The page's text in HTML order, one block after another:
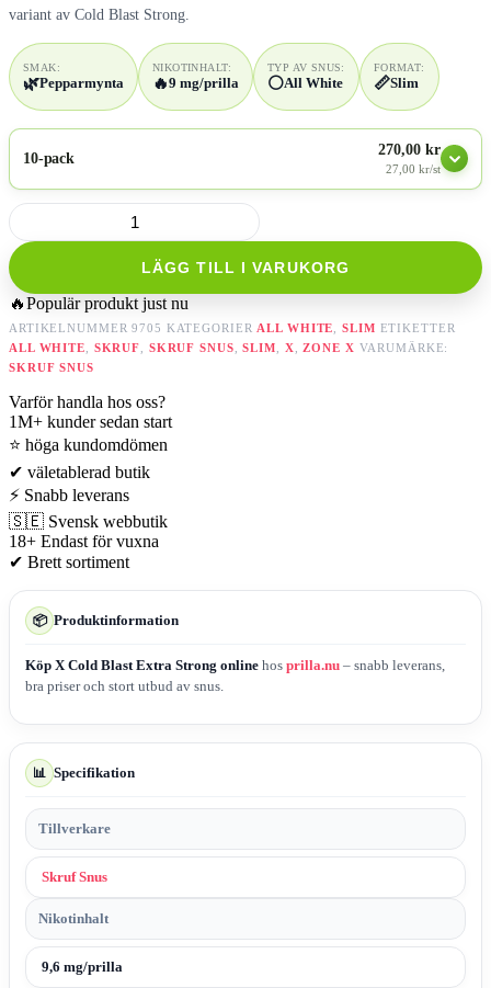
variant av Cold Blast Strong.
SMAK:
🌿Pepparmynta
NIKOTINHALT:
🔥9 mg/prilla
TYP AV SNUS:
⚪All White
FORMAT:
📏Slim
10-pack
270,00 kr
27,00 kr/st
X
Cold
Blast
Extra
Strong
mängd
LÄGG TILL I VARUKORG
🔥Populär produkt just nu
ARTIKELNUMMER9705 KATEGORIER ALL WHITE ,SLIM ETIKETTER
ALL WHITE
SKRUF SKRUF SNUS ,SLIM X ,ZONE X VARUMÄRKE:
SKRUF SNUS
Varför handla hos oss?
1M+ kunder sedan start
⭐ höga kundomdömen
✔ väletablerad butik
⚡ Snabb leverans
🇸🇪 Svensk webbutik
18+ Endast för vuxna
✔ Brett sortiment
📦 Produktinformation
Köp X Cold Blast Extra Strong online hos prilla.nu – snabb leverans,
bra priser och stort utbud av snus.
📊 Specifikation
Tillverkare
Skruf Snus
Nikotinhalt
9,6 mg/prilla